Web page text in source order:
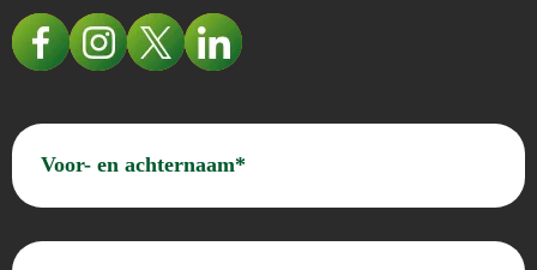
Voor-
achternaam*
Bedrijf